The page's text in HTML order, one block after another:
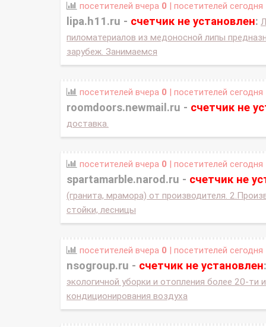
посетителей вчера 0 | посетителей сегодня
lipa.h11.ru - счетчик не установлен:
пиломатериалов из медоносной липы
зарубеж. Занимаемся
посетителей вчера 0 | посетителей сегодня
roomdoors.newmail.ru - счетчик не
доставка.
посетителей вчера 0 | посетителей сегодня
spartamarble.narod.ru - счетчик не
(гранита, мрамора) от производителя.
стойки, лесницы
посетителей вчера 0 | посетителей сегодня
nsogroup.ru - счетчик не установлен:
экологичной уборки и отопления более 20-
кондиционирования воздуха